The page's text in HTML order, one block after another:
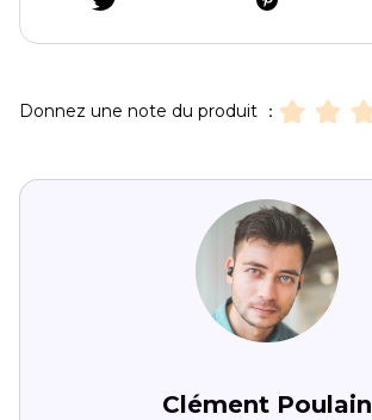
Donnez une note du produit ：
Clément Poulain